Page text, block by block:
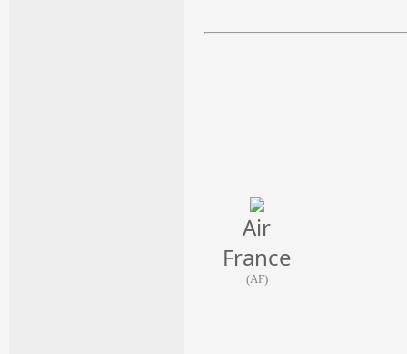
Air
France
(AF)